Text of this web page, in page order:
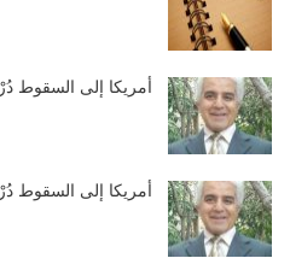
أمريكا إلى السقوط
أمريكا إلى السقوط